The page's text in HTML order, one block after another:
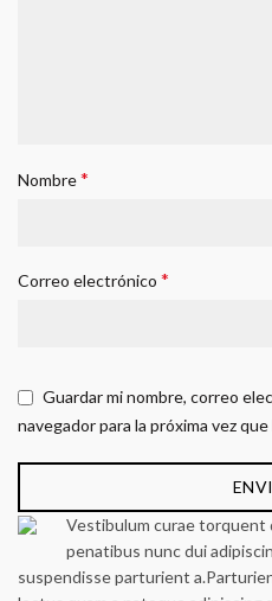
Nombre*
Correo electrónico *
Guardar mi nombre, correo
navegador para la próxima vez
Vestibulum curae torquent
penatibus nunc dui
suspendisse parturient